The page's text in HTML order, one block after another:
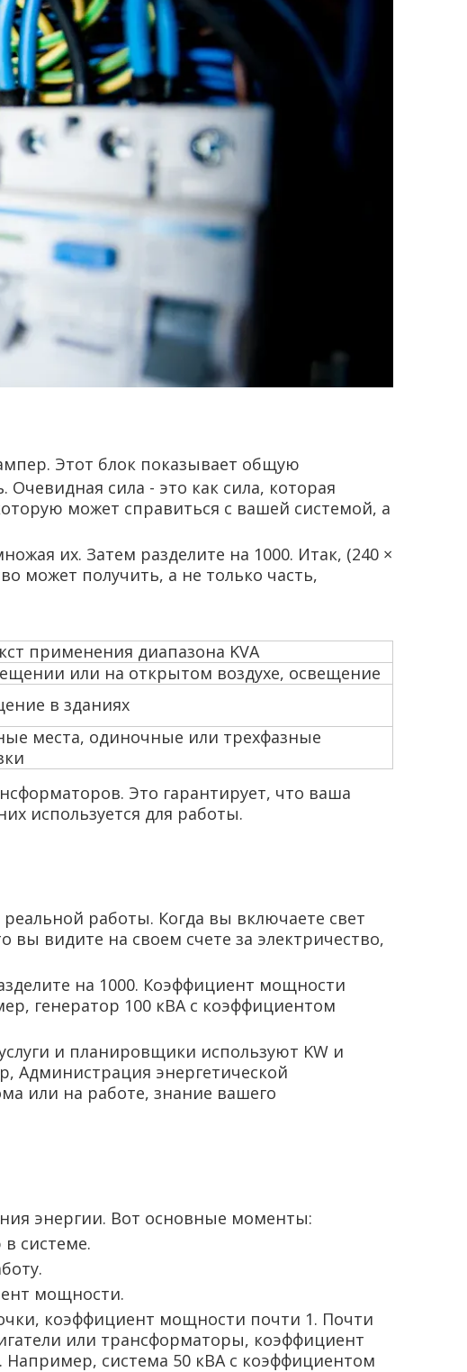
Этот блок показывает общую
сила - это как сила, которая
может справиться с вашей системой, а
их. Затем разделите на 1000. Итак, (240 ×
может получить, а не только часть,
применения диапазона KVA
или на открытом воздухе, освещение
в зданиях
места, одиночные или трехфазные
Это гарантирует, что ваша
используется для работы.
реальной работы. Когда вы включаете свет
вы видите на своем счете за электричество,
на 1000. Коэффициент мощности
генератор 100 кВА с коэффициентом
и планировщики используют KW и
Администрация энергетической
или на работе, знание вашего
энергии. Вот основные моменты:
системе.
мощности.
коэффициент мощности почти 1. Почти
или трансформаторы, коэффициент
Например, система 50 кВА с коэффициентом